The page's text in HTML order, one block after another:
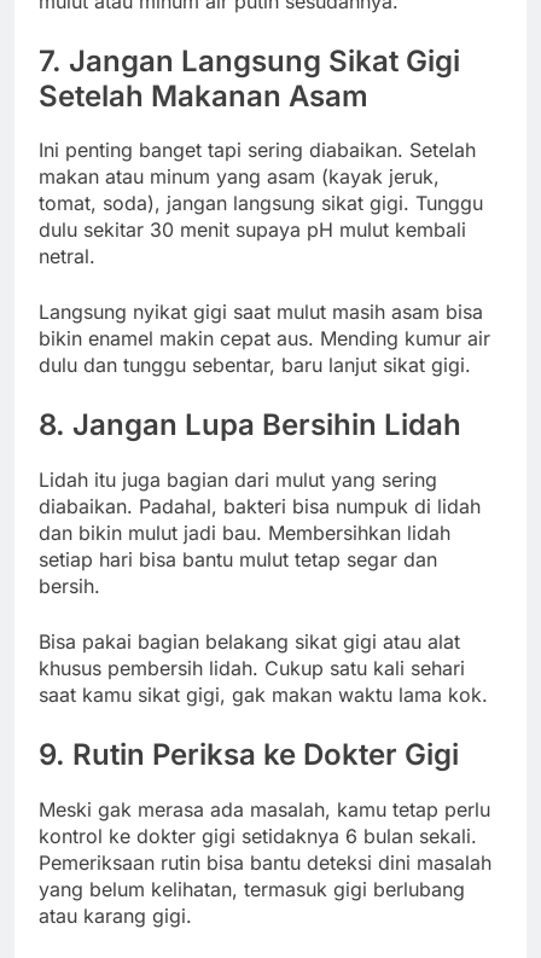
7. Jangan Langsung Sikat Gigi
Setelah Makanan Asam
Ini penting banget tapi sering diabaikan. Setelah
makan atau minum yang asam (kayak jeruk,
tomat, soda), jangan langsung sikat gigi. Tunggu
dulu sekitar 30 menit supaya pH mulut kembali
netral.
Langsung nyikat gigi saat mulut masih asam bisa
bikin enamel makin cepat aus. Mending kumur air
dulu dan tunggu sebentar, baru lanjut sikat gigi.
8. Jangan Lupa Bersihin Lidah
Lidah itu juga bagian dari mulut yang sering
diabaikan. Padahal, bakteri bisa numpuk di lidah
dan bikin mulut jadi bau. Membersihkan lidah
setiap hari bisa bantu mulut tetap segar dan
bersih.
Bisa pakai bagian belakang sikat gigi atau alat
khusus pembersih lidah. Cukup satu kali sehari
saat kamu sikat gigi, gak makan waktu lama kok.
9. Rutin Periksa ke Dokter Gigi
Meski gak merasa ada masalah, kamu tetap perlu
kontrol ke dokter gigi setidaknya 6 bulan sekali.
Pemeriksaan rutin bisa bantu deteksi dini masalah
yang belum kelihatan, termasuk gigi berlubang
atau karang gigi.